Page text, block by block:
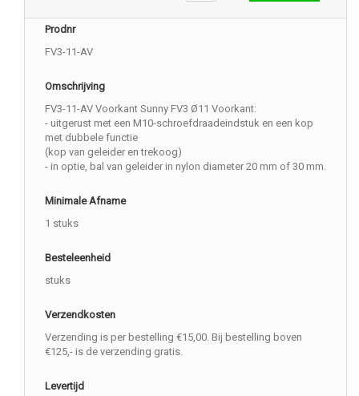
Prodnr
FV3-11-AV
Omschrijving
FV3-11-AV Voorkant Sunny FV3 Ø11 Voorkant:
- uitgerust met een M10-schroefdraadeindstuk en een kop
met dubbele functie
(kop van geleider en trekoog)
- in optie, bal van geleider in nylon diameter 20 mm of 30 mm.
Minimale Afname
1 stuks
Besteleenheid
stuks
Verzendkosten
Verzending is per bestelling €15,00. Bij bestelling boven
€125,- is de verzending gratis.
Levertijd